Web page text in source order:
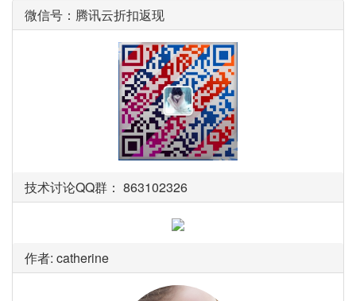
微信号：腾讯云折扣返现
技术讨论QQ群： 863102326
作者: catherine